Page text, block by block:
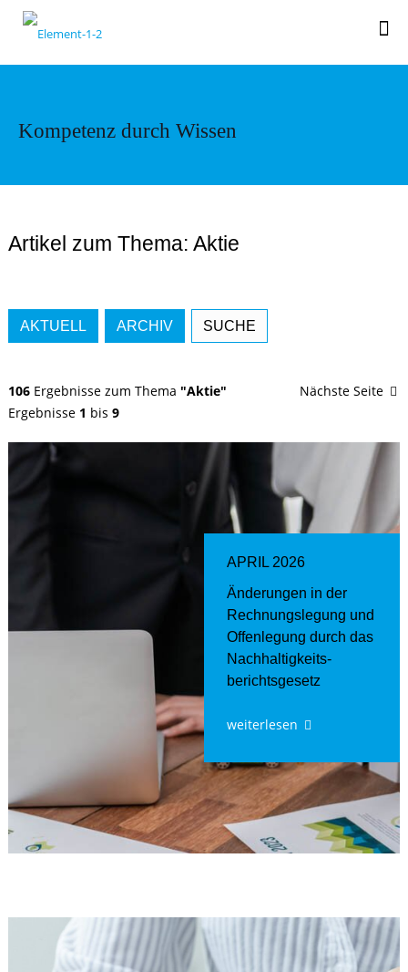
Kompetenz durch Wissen
Artikel zum Thema: Aktie
AKTUELL ARCHIV SUCHE
106 Ergebnisse zum Thema "Aktie"
Ergebnisse 1 bis9
Nächste Seite
APRIL 2026
Änderungen in der
Rechnungslegung und
Offenlegung durch das
Nachhaltigkeits­
berichts­gesetz
weiterlesen